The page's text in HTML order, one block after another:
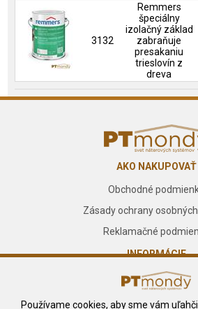
3132
Remmers
špeciálny
izolačný základ
zabraňuje
presakaniu
trieslovín z
dreva
AKO NAKUPOVAŤ
Obchodné
Zásady ochrany
Reklamačné
INFORMÁCIE
O nás
Používame cookies, aby sme vám